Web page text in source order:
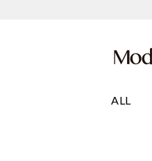
ALL